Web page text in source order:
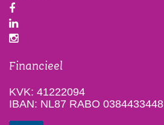
Financieel
KVK: 41222094
IBAN: NL87 RABO 0384433448